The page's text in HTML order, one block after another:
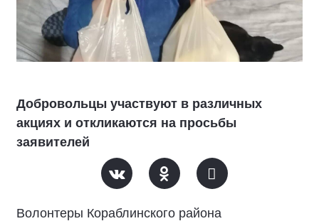
Добровольцы участвуют в различных
акциях и откликаются на просьбы
заявителей
Волонтеры Кораблинского района